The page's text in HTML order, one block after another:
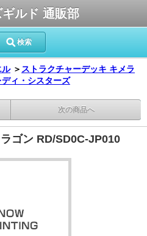
ルド 通販部
検索
ル ＞ ストラクチャーデッキ キメラ
ィ・シスターズ
次の商品へ
ゴン RD/SD0C-JP010